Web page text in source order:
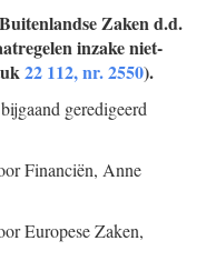
Zaken d.d.
inzake niet-
22 112, nr. 2550).
geredigeerd
Financiën, Anne
Europese Zaken,